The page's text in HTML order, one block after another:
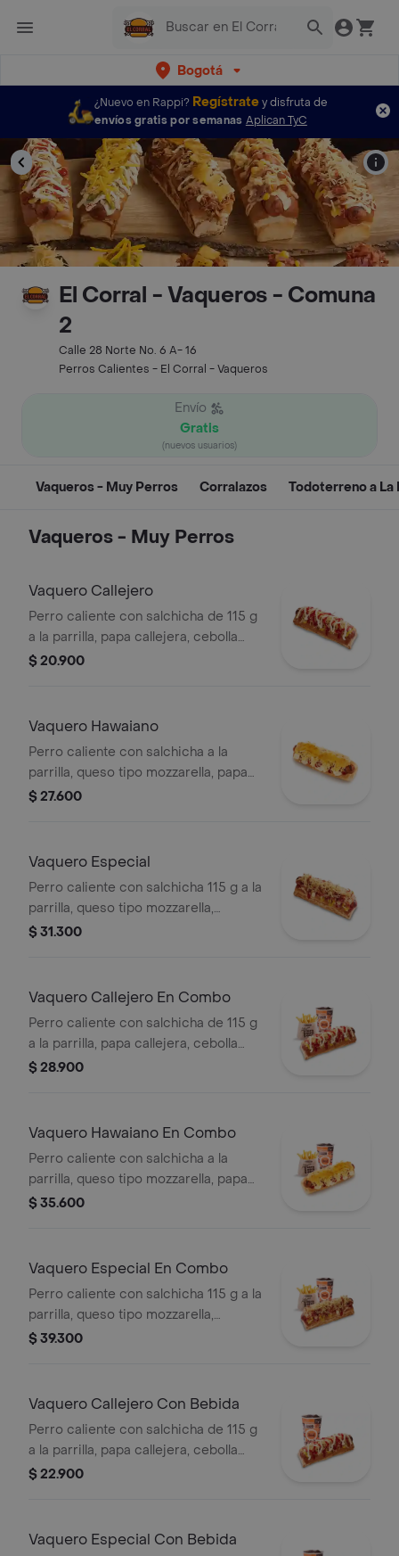
Bogotá
¿Nuevo en Rappi? Regístratey disfruta de
envíos gratis por semanas Aplican TyC
El Corral - Vaqueros - Comuna
2
Calle 28 Norte No. 6 A- 16
Perros Calientes - El Corral - Vaqueros
Envío
Gratis
(nuevos usuarios)
Vaqueros - Muy Perros Corralazos Todoterreno a La
Vaqueros - Muy Perros
Vaquero Callejero
Perro caliente con salchicha de 115 g
a la parrilla, papa callejera, cebolla
picada, salsa blanca, salsa de tomate
$ 20.900
Vaquero Hawaiano
Perro caliente con salchicha a la
parrilla, queso tipo mozzarella, papa
callejera, piña, salsa blanca y salsa de
$ 27.600
Vaquero Especial
Perro caliente con salchicha 115 g a la
parrilla, queso tipo mozzarella,
tocineta picada, papa callejera,
$ 31.300
Vaquero Callejero En Combo
Perro caliente con salchicha de 115 g
a la parrilla, papa callejera, cebolla
picada, salsa blanca, salsa de tomate
PET
$ 28.900
Vaquero Hawaiano En Combo
Perro caliente con salchicha a la
parrilla, queso tipo mozzarella, papa
callejera, piña y salsas en pan perro +
$ 35.600
Vaquero Especial En Combo
Perro caliente con salchicha 115 g a la
parrilla, queso tipo mozzarella,
tocineta picada, papa callejera,
papas medianas (Corral o en cascos)
+ bebida PET
$ 39.300
Vaquero Callejero Con Bebida
Perro caliente con salchicha de 115 g
a la parrilla, papa callejera, cebolla
picada, salsa blanca, salsa de tomate
$ 22.900
Vaquero Especial Con Bebida